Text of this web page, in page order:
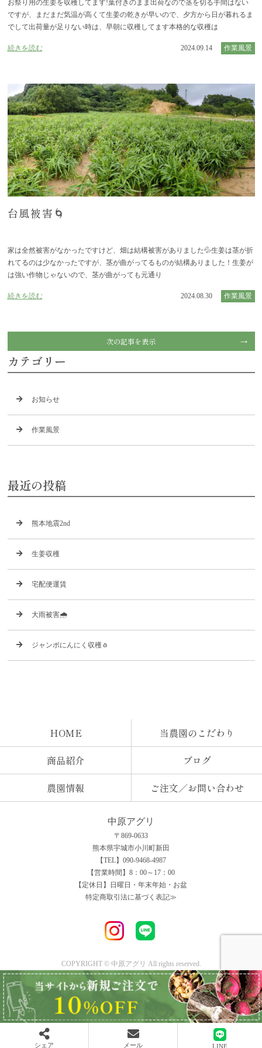
お祭り用の生姜を収穫してます!葉付きのまま出荷なので茎を切る手間はない
ですが、まだまだ気温が高くて生姜の乾きが早いので、夕方から日が暮れるま
でして出荷量が足りない時は、早朝に収穫してます本格的な収穫は
続きを読む 2024.09.14 作業風景
台風被害🌀
家は全然被害がなかったですけど、畑は結構被害がありました💦生姜は茎が折
れてるのは少なかったですが、茎が曲がってるものが結構ありました！生姜が
は強い作物じゃないので、茎が曲がっても元通り
続きを読む 2024.08.30 作業風景
次の記事を表示
カテゴリー
お知らせ
作業風景
最近の投稿
熊本地震2nd
生姜収穫
宅配便運賃
大雨被害🌧️
ジャンボにんにく収穫🧄
HOME
当農園のこだわり
商品紹介
ブログ
農園情報
ご注文／お問い合わせ
中原アグリ
〒869-0633
熊本県宇城市小川町新田
【TEL】090-9468-4987
【営業時間】8：00～17：00
【定休日】日曜日・年末年始・お盆
特定商取引法に基づく表記≫
COPYRIGHT © 中原アグリ All rights reserved.
シェア メール LINE